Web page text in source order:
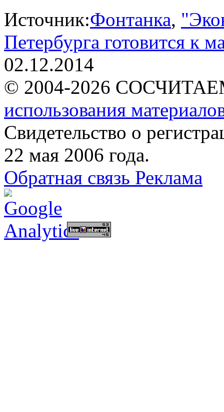
Источник:Фонтанка,
Петербурга готовится к
02.12.2014
© 2004-2026
использования
Свидетельство о
22 мая 2006 года.
Обратная связь Реклама